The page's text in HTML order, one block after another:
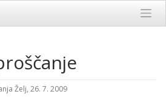
Želj, 26. 7. 2009